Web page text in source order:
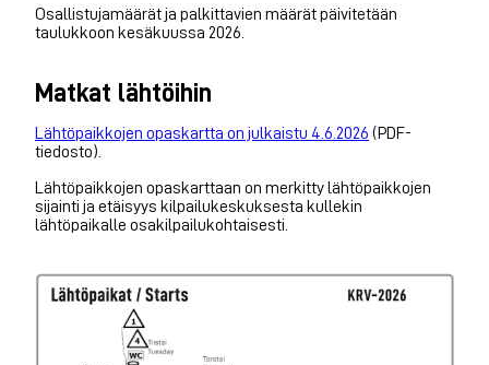
Osallistujamäärät ja palkittavien määrät päivitetään
taulukkoon kesäkuussa 2026.
Matkat lähtöihin
Lähtöpaikkojen opaskartta on julkaistu 4.6.2026 (PDF-
tiedosto).
Lähtöpaikkojen opaskarttaan on merkitty lähtöpaikkojen
sijainti ja etäisyys kilpailukeskuksesta kullekin
lähtöpaikalle osakilpailukohtaisesti.